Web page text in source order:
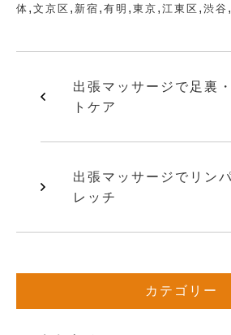
体 , 文京区 , 新宿 , 有明 , 東京 , 江東区 , 渋谷 ,
出張マッサージで足裏
トケア
出張マッサージでリン
レッチ
カテゴリー